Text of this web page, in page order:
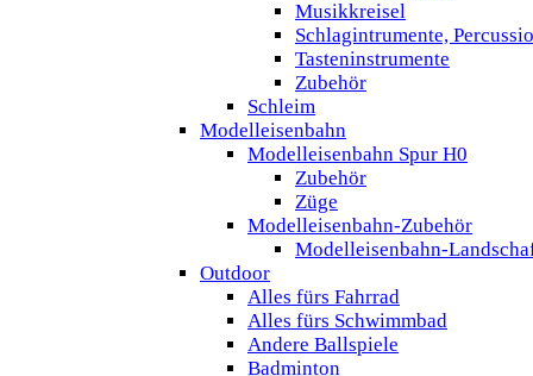
Musikkreisel
Schlagintrumente,
Tasteninstrumente
Zubehör
Schleim
Modelleisenbahn
Modelleisenbahn Spur H0
Zubehör
Züge
Modelleisenbahn-Zubehör
Modelleisenbahn-
Outdoor
Alles fürs Fahrrad
Alles fürs Schwimmbad
Andere Ballspiele
Badminton